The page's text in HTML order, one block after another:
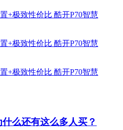
么还有这么多人买？